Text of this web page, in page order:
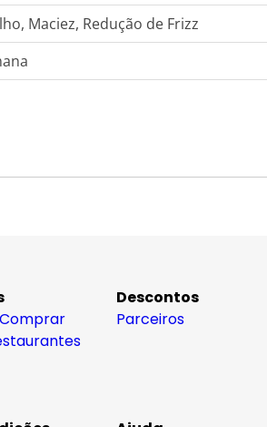
Maciez, Redução de Frizz
Comprar
Descontos
Parceiros